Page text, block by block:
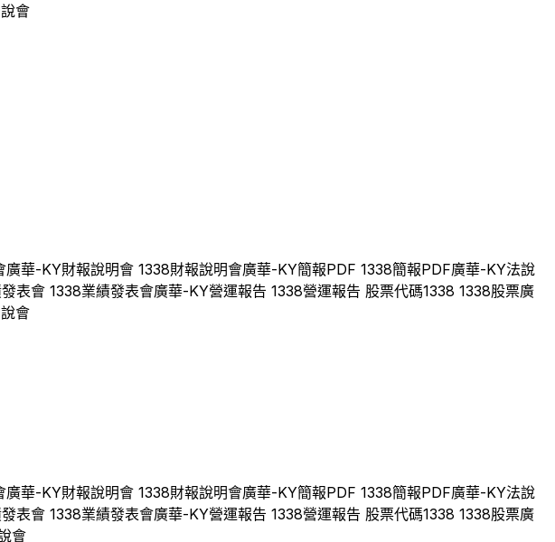
會
廣華-KY財報說明會 1338財報說明會廣華-KY簡報PDF 1338簡報PDF廣華-KY法說
表會 1338業績發表會廣華-KY營運報告 1338營運報告 股票代碼1338 1338股票廣
會
廣華-KY財報說明會 1338財報說明會廣華-KY簡報PDF 1338簡報PDF廣華-KY法說
表會 1338業績發表會廣華-KY營運報告 1338營運報告 股票代碼1338 1338股票廣
會